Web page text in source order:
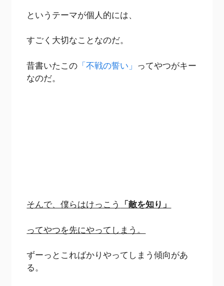
というテーマが個人的には、
すごく大切なことなのだ。
昔書いたこの 「不戦の誓い」 ってやつがキー
なのだ。
そんで、僕らはけっこう 「敵を知り」
ってやつを先にやってしまう。
ずーっとこればかりやってしまう傾向があ
る。